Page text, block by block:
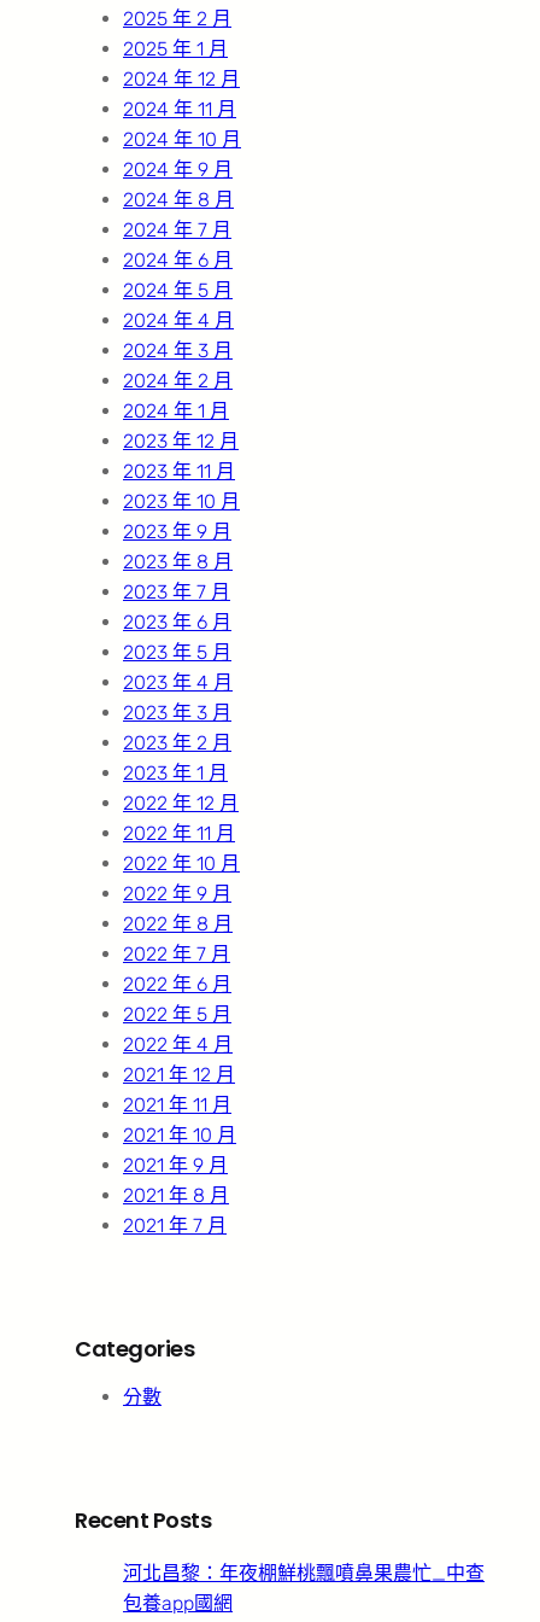
2025 年 2 月
2025 年 1 月
2024 年 12 月
2024 年 11 月
2024 年 10 月
2024 年 9 月
2024 年 8 月
2024 年 7 月
2024 年 6 月
2024 年 5 月
2024 年 4 月
2024 年 3 月
2024 年 2 月
2024 年 1 月
2023 年 12 月
2023 年 11 月
2023 年 10 月
2023 年 9 月
2023 年 8 月
2023 年 7 月
2023 年 6 月
2023 年 5 月
2023 年 4 月
2023 年 3 月
2023 年 2 月
2023 年 1 月
2022 年 12 月
2022 年 11 月
2022 年 10 月
2022 年 9 月
2022 年 8 月
2022 年 7 月
2022 年 6 月
2022 年 5 月
2022 年 4 月
2021 年 12 月
2021 年 11 月
2021 年 10 月
2021 年 9 月
2021 年 8 月
2021 年 7 月
Categories
分數
Recent Posts
河北昌黎：年夜棚鮮桃飄噴鼻果農忙_中查
包養app國網